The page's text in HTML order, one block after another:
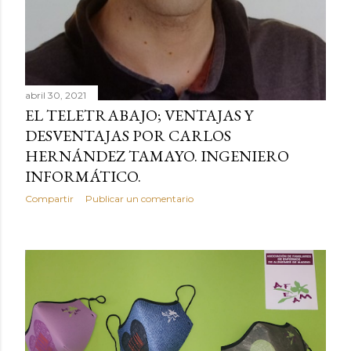
abril 30, 2021
EL TELETRABAJO; VENTAJAS Y
DESVENTAJAS POR CARLOS
HERNÁNDEZ TAMAYO. INGENIERO
INFORMÁTICO.
Compartir Publicar un comentario